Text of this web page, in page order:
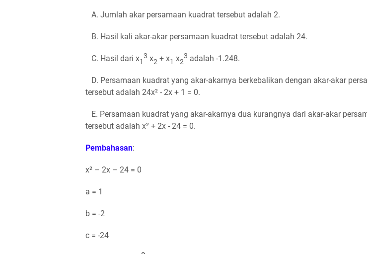
A. Jumlah akar persamaan kuadrat tersebut adalah 2.
B. Hasil kali akar-akar persamaan kuadrat tersebut adalah 24.
C. Hasil dari x1
3 x2 + x1 x2
3 adalah -1.248.
D. Persamaan kuadrat yang akar-akarnya berkebalikan dengan akar-akar
tersebut adalah 24x² - 2x + 1 = 0.
E. Persamaan kuadrat yang akar-akarnya dua kurangnya dari akar-akar
tersebut adalah x² + 2x - 24 = 0.
Pembahasan:
x² – 2x – 24 = 0
a = 1
b = -2
c = -24